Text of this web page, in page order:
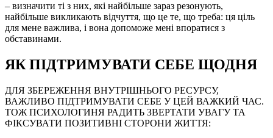
– визначити ті з них, які найбільше зараз резонують,
найбільше викликають відчуття, що це те, що треба: ця ціль
для мене важлива, і вона допоможе мені впоратися з
обставинами.
ЯК ПІДТРИМУВАТИ СЕБЕ ЩОДНЯ
ДЛЯ ЗБЕРЕЖЕННЯ ВНУТРІШНЬОГО РЕСУРСУ,
ВАЖЛИВО ПІДТРИМУВАТИ СЕБЕ У ЦЕЙ ВАЖКИЙ ЧАС.
ТОЖ ПСИХОЛОГИНЯ РАДИТЬ ЗВЕРТАТИ УВАГУ ТА
ФІКСУВАТИ ПОЗИТИВНІ СТОРОНИ ЖИТТЯ: